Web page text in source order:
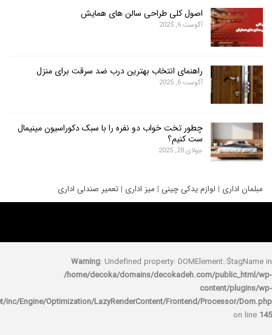
اصول کلی طراحی سالن های همایش
آگوست 6, 2025
راهنمای انتخاب بهترین درب ضد سرقت برای منزل
آگوست 6, 2025
چطور تخت خواب دو نفره را با سبک دکوراسیون مینیمال
ست کنیم؟
جولای 28, 2025
|لوازم یدکی چینی|میز اداری| تعمیر صندلی اداری
Warning: Undefined property:
/home/decoka/domains/decokadeh.com/
rocket/inc/Engine/Optimization/LazyRenderContent/Frontend/